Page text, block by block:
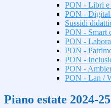
PON - Libri
PON - Digital
Sussidi
PON - Smart
PON -
PON -
PON -
PON -
PON - Lan /
Piano estate 2024-25